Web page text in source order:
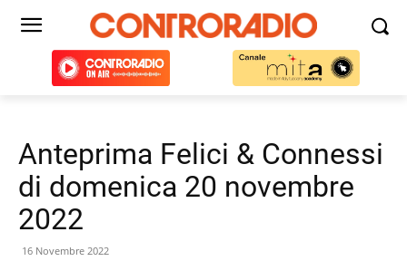
Anteprima Felici & Connessi
di domenica 20 novembre
2022
16 Novembre 2022